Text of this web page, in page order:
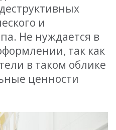
и
Не нуждается в
так как
в таком облике
ценности